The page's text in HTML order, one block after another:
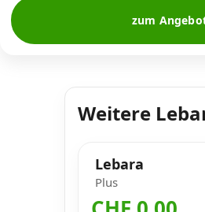
zum
Weitere
Lebara
Plus